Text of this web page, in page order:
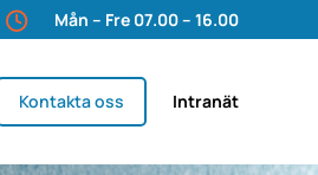
Mån – Fre 07.00 – 16.00
Kontakta oss Intranät